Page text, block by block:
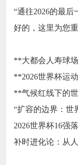
好的，这里为您
**大都会人寿球场冠军
2026世界杯16强